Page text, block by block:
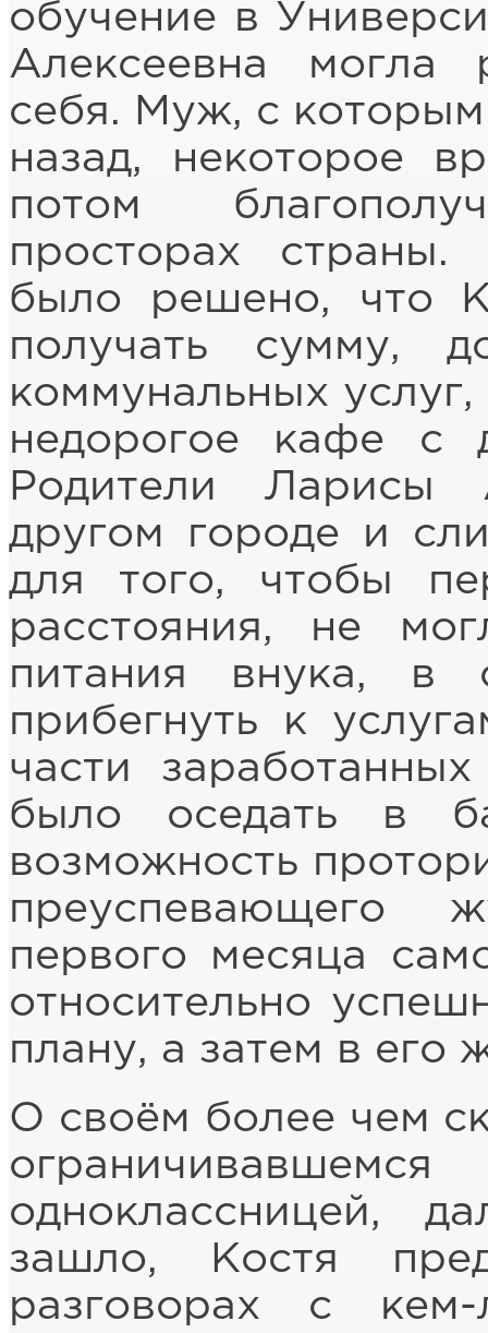
обучение в
Алексеевна могла
себя. Муж, с
назад, некоторое
потом
просторах
было решено, что
получать сумму,
коммунальных
недорогое кафе с
Родители Ларисы
другом городе и
для того, чтобы
расстояния, не
питания внука, в
прибегнуть к
части
было оседать в
возможность
преуспевающего
первого месяца
относительно
плану, а затем в его
О своём более чем
одноклассницей,
зашло, Костя
разговорах с